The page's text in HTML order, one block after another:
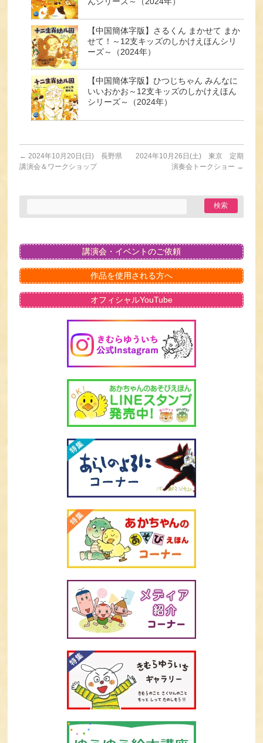
【中国簡体字版】さるくん まかせて まか
せて！～12支キッズのしかけえほんシリ
ーズ～（2024年）
【中国簡体字版】ひつじちゃん みんなに
いいおかお～12支キッズのしかけえほん
シリーズ～（2024年）
← 2024年10月20日(日) 長野県
講演会＆ワークショップ
2024年10月26日(土) 東京 定期
演奏会トークショー →
講演会・イベントのご依頼
作品を使用される方へ
オフィシャルYouTube